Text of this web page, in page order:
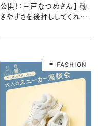
公開！：三戸なつめさん】 動
きやすさを後押ししてくれる
FASHION